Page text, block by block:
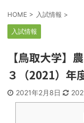
HOME > 入試情報 >
入試情報
【鳥取大学
３（2021）
2021年2月8日